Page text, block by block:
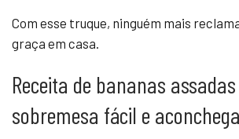
Com esse truque, ninguém mais
graça em casa.
Receita de bananas
sobremesa fácil e